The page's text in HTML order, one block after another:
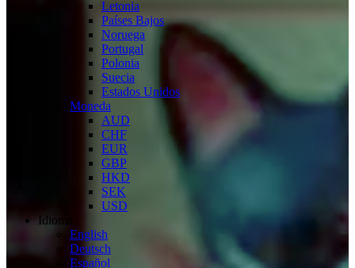
Letonia
Países Bajos
Noruega
Portugal
Polonia
Suecia
Estados Unidos
Moneda
AUD
CHF
EUR
GBP
HKD
SEK
USD
Idioma
English
Deutsch
Español